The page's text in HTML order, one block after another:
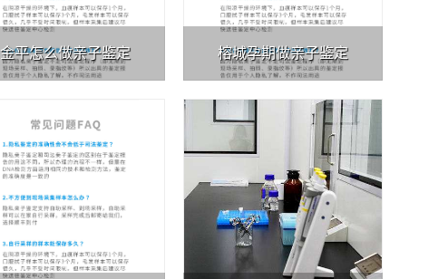
金平怎么做亲子鉴定 榕城孕期做亲子鉴定